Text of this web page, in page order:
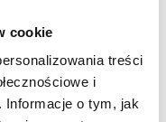
cookie
treści
i
Informacje o tym, jak